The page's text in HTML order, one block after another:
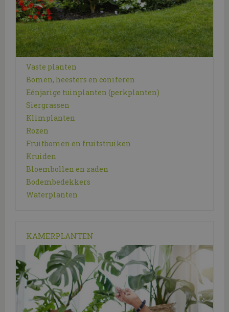
Vaste planten
Bomen, heesters en coniferen
Eénjarige tuinplanten (perkplanten)
Siergrassen
Klimplanten
Rozen
Fruitbomen en fruitstruiken
Kruiden
Bloembollen en zaden
Bodembedekkers
Waterplanten
KAMERPLANTEN